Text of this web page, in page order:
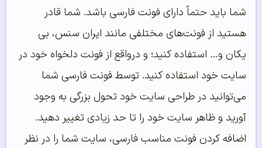
شما باید حتماً دارای فونت فارسی باشد. شما قادر
هستید از فونت‌های مختلفی مانند ایران سنس، بی
یکان و… استفاده کنید؛ و درواقع از فونت دلخواه خود در
سایت خود استفاده کنید. توسط فونت فارسی شما
می‌توانید در طراحی سایت خود تحول بزرگی به وجود
آورید و ظاهر سایت خود را تا حد زیادی تغییر دهید.
اضافه کردن فونت مناسب فارسی، سایت شما را در نظر